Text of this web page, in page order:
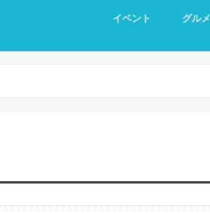
イベント グルメ